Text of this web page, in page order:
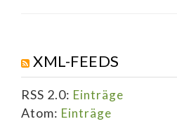
XML-FEEDS
RSS 2.0: Einträge
Atom: Einträge